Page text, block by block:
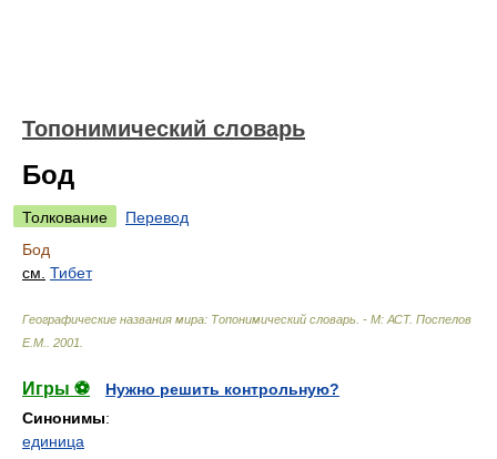
Топонимический словарь
Бод
Толкование
Перевод
Бод
см. Тибет
Географические названия мира: Топонимический словарь. - М: АСТ. Поспелов
Е.М.
2001
Игры ⚽
Нужно решить контрольную?
Синонимы:
единица